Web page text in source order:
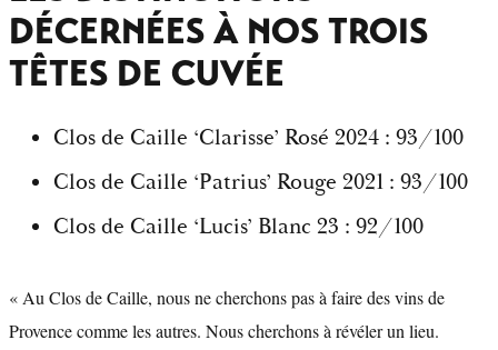
DÉCERNÉES À NOS TROIS
TÊTES DE CUVÉE
Clos de Caille ‘Clarisse’ Rosé 2024 : 93/100
Clos de Caille ‘Patrius’ Rouge 2021 : 93/100
Clos de Caille ‘Lucis’ Blanc 23 : 92/100
« Au Clos de Caille, nous ne cherchons pas à faire des vins de
Provence comme les autres. Nous cherchons à révéler un lieu.